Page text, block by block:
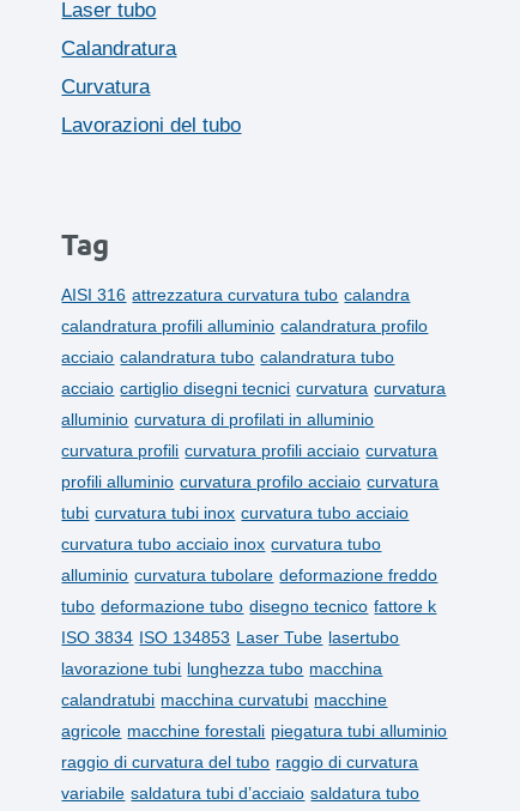
Laser tubo
Calandratura
Curvatura
Lavorazioni del tubo
Tag
AISI 316 attrezzatura curvatura tubo calandra
calandratura profili alluminio calandratura profilo
acciaio calandratura tubo calandratura tubo
acciaio cartiglio disegni tecnici curvatura curvatura
alluminio curvatura di profilati in alluminio
curvatura profili curvatura profili acciaio curvatura
profili alluminio curvatura profilo acciaio curvatura
tubi curvatura tubi inox curvatura tubo acciaio
curvatura tubo acciaio inox curvatura tubo
alluminio curvatura tubolare deformazione freddo
tubo deformazione tubo disegno tecnico fattore k
ISO 3834 ISO 134853 Laser Tube lasertubo
lavorazione tubi lunghezza tubo macchina
calandratubi macchina curvatubi macchine
agricole macchine forestali piegatura tubi alluminio
raggio di curvatura del tubo raggio di curvatura
variabile saldatura tubi d’acciaio saldatura tubo